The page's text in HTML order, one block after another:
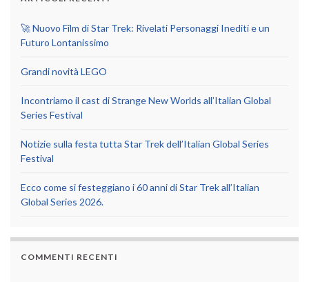
🚀 Nuovo Film di Star Trek: Rivelati Personaggi Inediti e un
Futuro Lontanissimo
Grandi novità LEGO
Incontriamo il cast di Strange New Worlds all’Italian Global
Series Festival
Notizie sulla festa tutta Star Trek dell’Italian Global Series
Festival
Ecco come si festeggiano i 60 anni di Star Trek all’Italian
Global Series 2026.
COMMENTI RECENTI